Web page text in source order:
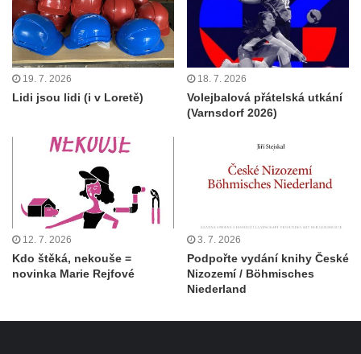
19. 7. 2026
Lidi jsou lidi (i v Loretě)
18. 7. 2026
Volejbalová přátelská utkání
(Varnsdorf 2026)
12. 7. 2026
Kdo štěká, nekouše =
novinka Marie Rejfové
3. 7. 2026
Podpořte vydání knihy České
Nizozemí / Böhmisches
Niederland